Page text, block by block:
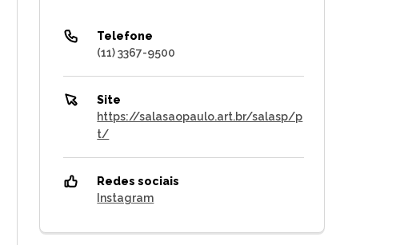
Telefone
(11) 3367-9500
Site
https://salasaopaulo.art.br/salasp/p
t/
Redes sociais
Instagram